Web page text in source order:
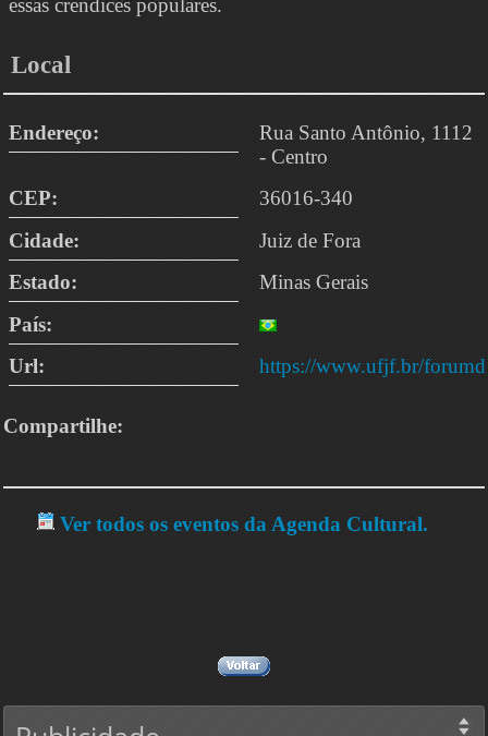
essas crendices populares.
Local
Endereço:
Rua Santo Antônio, 1112
- Centro
CEP:
36016-340
Cidade:
Juiz de Fora
Estado:
Minas Gerais
País:
Url:
https://www.ufjf.br/
Compartilhe:
Ver todos os eventos da Agenda Cultural.